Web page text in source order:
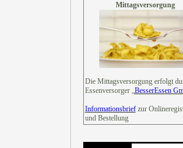
Mittagsversorgung
Die Mittagsversorgung erfolgt
Essenversorger „BesserEssen
Informationsbriefzur
und Bestellung